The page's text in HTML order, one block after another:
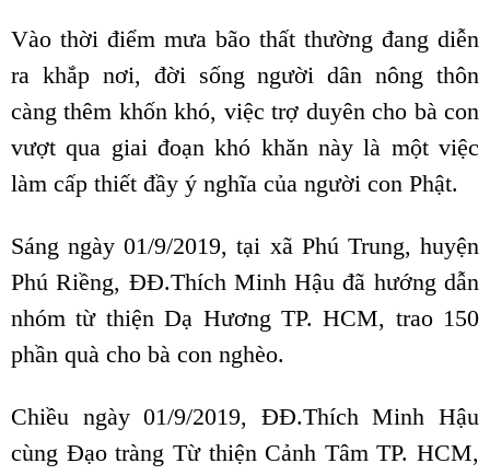
Vào thời điểm mưa bão thất thường đang diễn
ra khắp nơi, đời sống người dân nông thôn
càng thêm khốn khó, việc trợ duyên cho bà con
vượt qua giai đoạn khó khăn này là một việc
làm cấp thiết đầy ý nghĩa của người con Phật.
Sáng ngày 01/9/2019, tại xã Phú Trung, huyện
Phú Riềng, ĐĐ.Thích Minh Hậu đã hướng dẫn
nhóm từ thiện Dạ Hương TP. HCM, trao 150
phần quà cho bà con nghèo.
Chiều ngày 01/9/2019, ĐĐ.Thích Minh Hậu
cùng Đạo tràng Từ thiện Cảnh Tâm TP. HCM,